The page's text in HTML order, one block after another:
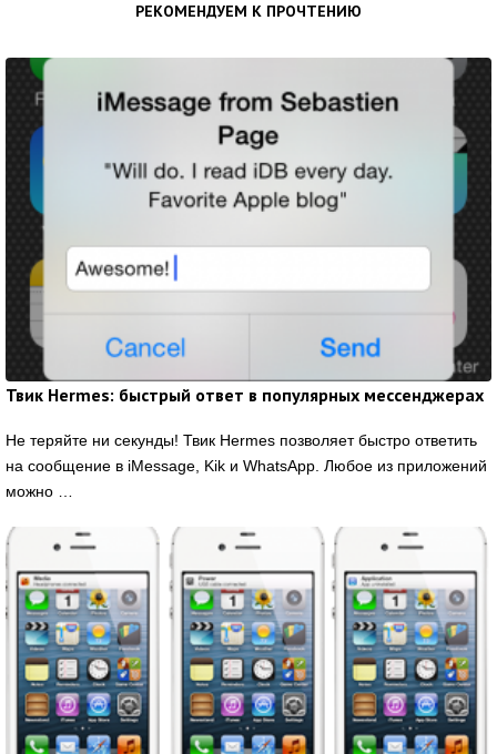
РЕКОМЕНДУЕМ К ПРОЧТЕНИЮ
Твик Hermes: быстрый ответ в популярных мессенджерах
Не теряйте ни секунды! Твик Hermes позволяет быстро ответить
на сообщение в iMessage, Kik и WhatsApp. Любое из приложений
можно …